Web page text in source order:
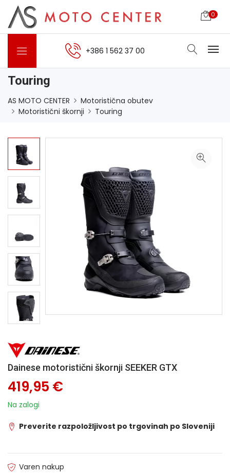
0
+386 1 562 37 00
Touring
AS MOTO CENTER
Motoristična obutev
Motoristični škornji
Touring
Dainese motoristični škornji SEEKER GTX
419,95 €
Na zalogi
Preverite razpoložljivost po trgovinah po Sloveniji
Varen nakup